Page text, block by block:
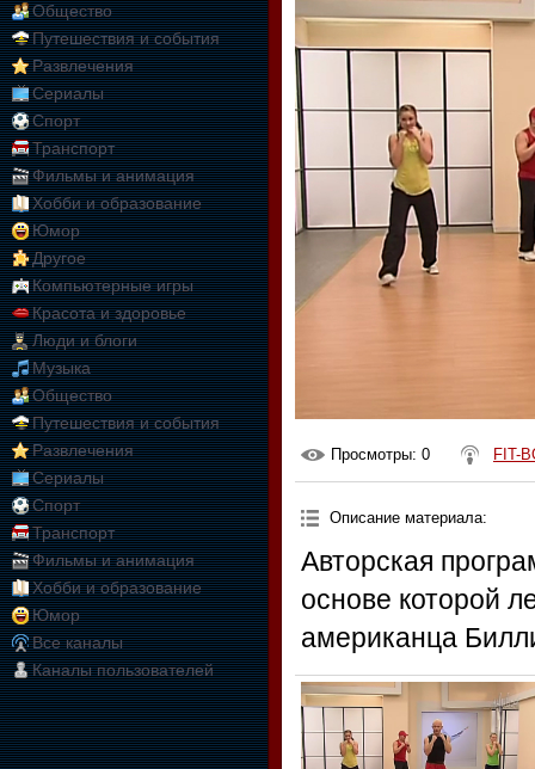
Общество
Путешествия и события
Развлечения
Сериалы
Спорт
Транспорт
Фильмы и анимация
Хобби и образование
Юмор
Другое
Компьютерные игры
Красота и здоровье
Люди и блоги
Музыка
Общество
Путешествия и события
Развлечения
Сериалы
Спорт
Транспорт
Фильмы и анимация
Хобби и образование
Юмор
Все каналы
Каналы пользователей
Просмотры: 0 FIT-
Описание материала:
Авторская
основе которой
американца